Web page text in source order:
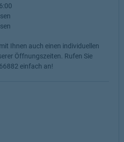
Ihnen auch einen individuellen
Öffnungszeiten. Rufen Sie
einfach an!